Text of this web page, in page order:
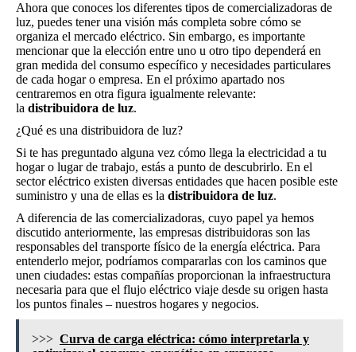
Ahora que conoces los diferentes tipos de comercializadoras de
luz, puedes tener una visión más completa sobre cómo se
organiza el mercado eléctrico. Sin embargo, es importante
mencionar que la elección entre uno u otro tipo dependerá en
gran medida del consumo específico y necesidades particulares
de cada hogar o empresa. En el próximo apartado nos
centraremos en otra figura igualmente relevante:
la distribuidora de luz.
¿Qué es una distribuidora de luz?
Si te has preguntado alguna vez cómo llega la electricidad a tu
hogar o lugar de trabajo, estás a punto de descubrirlo. En el
sector eléctrico existen diversas entidades que hacen posible este
suministro y una de ellas es la distribuidora de luz.
A diferencia de las comercializadoras, cuyo papel ya hemos
discutido anteriormente, las empresas distribuidoras son las
responsables del transporte físico de la energía eléctrica. Para
entenderlo mejor, podríamos compararlas con los caminos que
unen ciudades: estas compañías proporcionan la infraestructura
necesaria para que el flujo eléctrico viaje desde su origen hasta
los puntos finales – nuestros hogares y negocios.
>>> Curva de carga eléctrica: cómo interpretarla y